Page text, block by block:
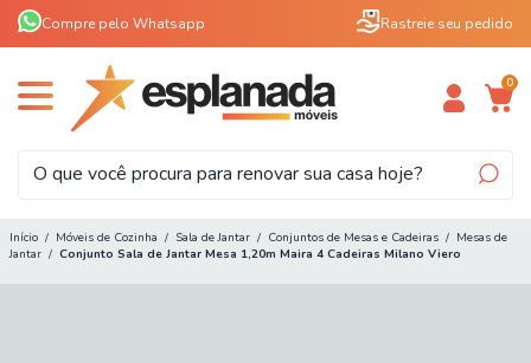
Compre pelo Whatsapp Rastreie seu pedido
0
Início / Móveis de Cozinha / Sala de Jantar / Conjuntos de Mesas e Cadeiras / Mesas de
Jantar / Conjunto Sala de Jantar Mesa 1,20m Maira 4 Cadeiras Milano Viero